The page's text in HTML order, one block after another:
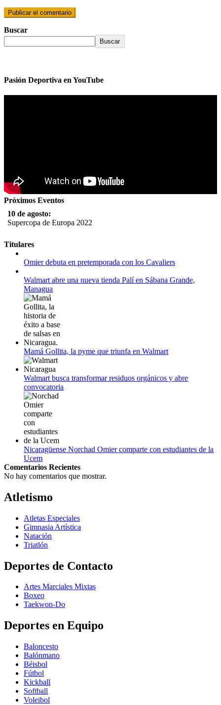
Buscar
Buscar
Pasión Deportiva en YouTube
Próximos Eventos
10 de agosto:
Supercopa de Europa 2022
11 al 21 de agosto:
Campeonato Europeo de Natación 2022
12 de agosto:
Empieza La Liga 2022-2023
Titulares
Omier debuta en pretemporada con los Cavaliers
Walmart abre una nueva tienda Palí en Sábana Grande,
Managua
Mamá Gollita, la pyme que triunfa en Walmart
Walmart busca transformar residuos orgánicos y abre
convocatoria
Nicaragüense Norchad Omier comparte con estudiantes de la
Ucem
Comentarios Recientes
No hay comentarios que mostrar.
Atletismo
Atletas Especiales
Gimnasia Artística
Natación​
Triatlón​
Deportes de Contacto
Artes Marciales Mixtas
Boxeo
Taekwon-Do
Deportes en Equipo
Baloncesto
Balónmano
Béisbol
Fútbol
Kickball​
Softball​
Voleibol​